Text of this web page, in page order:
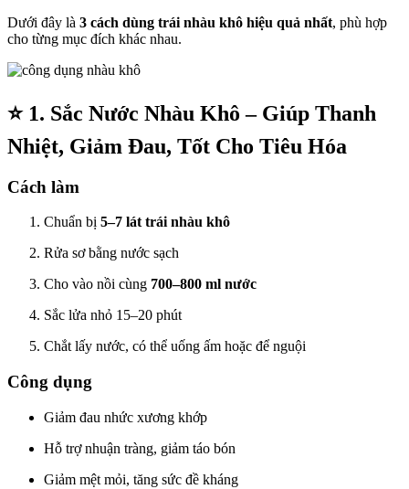
Dưới đây là 3 cách dùng trái nhàu khô hiệu quả nhất, phù hợp
cho từng mục đích khác nhau.
⭐ 1. Sắc Nước Nhàu Khô – Giúp Thanh
Nhiệt, Giảm Đau, Tốt Cho Tiêu Hóa
Cách làm
Chuẩn bị 5–7 lát trái nhàu khô
Rửa sơ bằng nước sạch
Cho vào nồi cùng 700–800 ml nước
Sắc lửa nhỏ 15–20 phút
Chắt lấy nước, có thể uống ấm hoặc để nguội
Công dụng
Giảm đau nhức xương khớp
Hỗ trợ nhuận tràng, giảm táo bón
Giảm mệt mỏi, tăng sức đề kháng